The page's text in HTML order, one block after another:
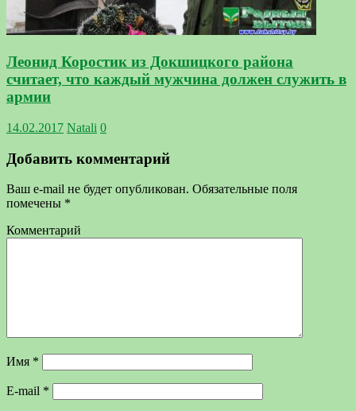
Леонид Коростик из Докшицкого района
считает, что каждый мужчина должен служить в
армии
14.02.2017 Natali 0
Добавить комментарий
Ваш e-mail не будет опубликован. Обязательные поля
помечены *
Комментарий
Имя *
E-mail *